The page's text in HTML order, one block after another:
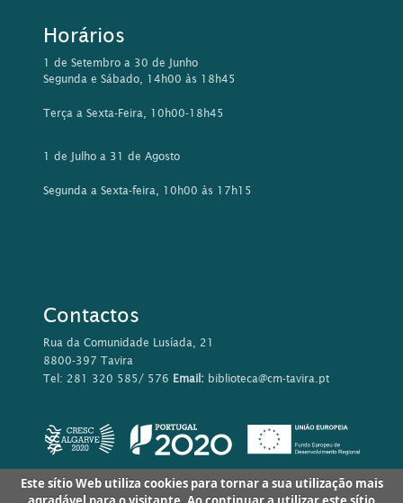
Horários
1 de Setembro a 30 de Junho
Segunda e Sábado, 14h00 às 18h45
Terça a Sexta-Feira, 10h00-18h45
1 de Julho a 31 de Agosto
Segunda a Sexta-feira, 10h00 às 17h15
Contactos
Rua da Comunidade Lusíada, 21
8800-397 Tavira
Tel: 281 320 585/ 576 Email: biblioteca@cm-tavira.pt
Este sítio Web utiliza cookies para tornar a sua utilização mais